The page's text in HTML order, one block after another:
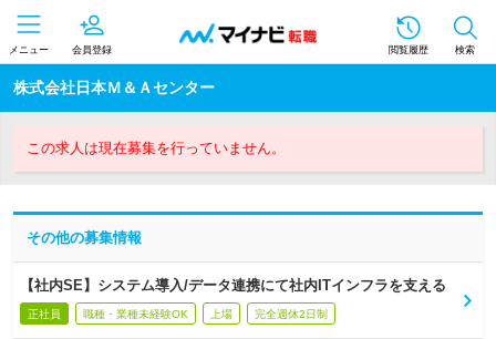
メニュー 会員登録 閲覧履歴 検索
株式会社日本Ｍ＆Ａセンター
この求人は現在募集を行っていません。
その他の募集情報
【社内SE】システム導入/データ連携にて社内ITインフラを支える
正社員 職種・業種未経験OK 上場 完全週休2日制